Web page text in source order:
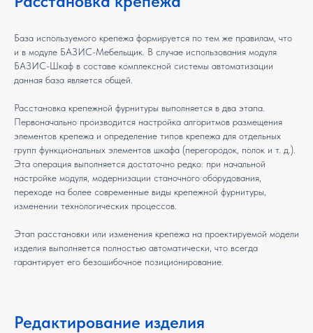
База используемого крепежа формируется по тем же правилам, что
и в модуле БАЗИС-Мебельщик. В случае использования модуля
БАЗИС-Шкаф в составе комплексной системы автоматизации
данная база является общей.
Расстановка крепежной фурнитуры выполняется в два этапа.
Первоначально производится настройка алгоритмов размещения
элементов крепежа и определение типов крепежа для отдельных
групп функциональных элементов шкафа (перегородок, полок и т. д.).
Эта операция выполняется достаточно редко: при начальной
настройке модуля, модернизации станочного оборудования,
переходе на более современные виды крепежной фурнитуры,
изменении технологических процессов.
Этап расстановки или изменения крепежа на проектируемой модели
изделия выполняется полностью автоматически, что всегда
гарантирует его безошибочное позиционирование.
Редактирование изделия